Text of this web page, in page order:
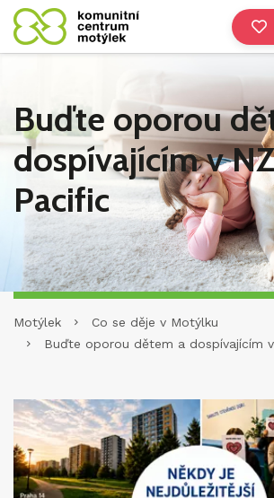
Buďte oporou
dospívajícím v
Pacific
Motýlek
Co se děje v Motýlku
Buďte oporou dětem a dospívajícím